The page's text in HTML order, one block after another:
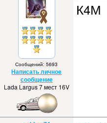
Сообщений: 5693
Написать личное
сообщение
Lada Largus 7 мест 16V
К4М